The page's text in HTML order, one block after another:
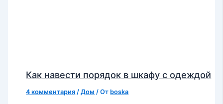
Как навести порядок в шкафу с одеждой
4 комментария /Дом / От boska